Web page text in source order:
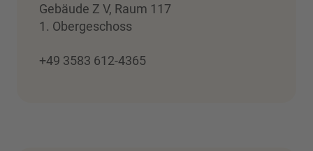
Gebäude Z V, Raum 117
1. Obergeschoss
+49 3583 612-4365